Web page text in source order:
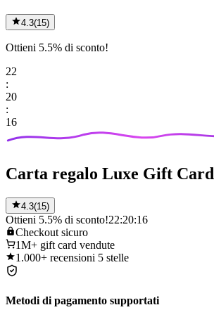
4.3(15)
Ottieni 5.5% di sconto!
22
:
20
:
16
Carta regalo Luxe Gift Card
4.3(15)
Ottieni 5.5% di sconto!22:20:16
Checkout sicuro
1M+ gift card vendute
1.000+ recensioni 5 stelle
Metodi di pagamento supportati